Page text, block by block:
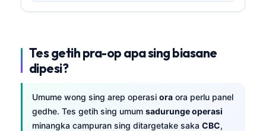
Tes getih pra-op apa sing biasane
dipesi?
Umume wong sing arep operasi ora ora perlu panel
gedhe. Tes getih sing umum sadurunge operasi
minangka campuran sing ditargetake saka CBC,